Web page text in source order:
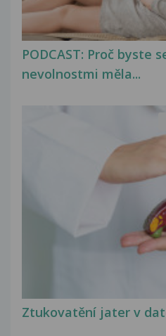
PODCAST: Proč byste
nevolnostmi měla...
Ztukovatění jater v